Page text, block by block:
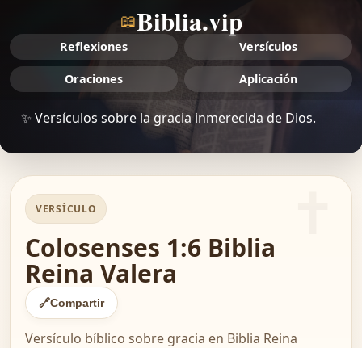
📖Biblia.vip
Reflexiones Versículos
Oraciones Aplicación
✨ Versículos sobre la gracia inmerecida de Dios.
VERSÍCULO
Colosenses 1:6 Biblia
Reina Valera
🔗Compartir
Versículo bíblico sobre gracia en Biblia Reina